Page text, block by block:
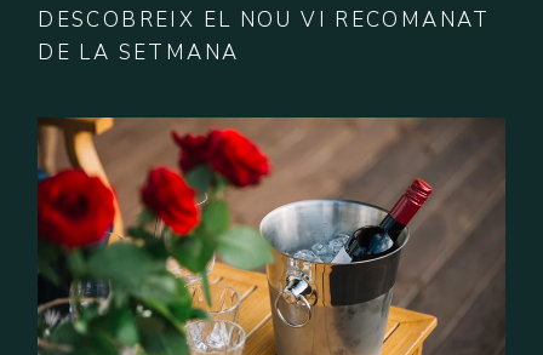
DESCOBREIX EL NOU VI RECOMANAT
DE LA SETMANA